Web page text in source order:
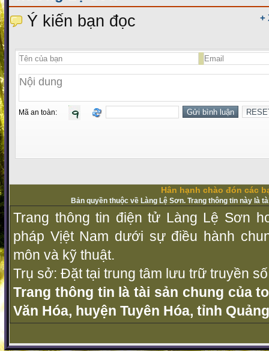
+
Ý kiến bạn đọc
Mã an toàn:
Hân hạnh chào đón các
Bản quyền thuộc về Làng Lệ Sơn. Trang thông tin này là
Trang thông tin điện tử Làng Lệ Sơn
pháp Vịệt Nam dưới sự điều hành
môn và kỹ thuật.
Trụ sở: Đặt tại trung tâm lưu trữ truyền
Trang thông tin là tài sản chung của
Văn Hóa, huyện Tuyên Hóa, tỉnh